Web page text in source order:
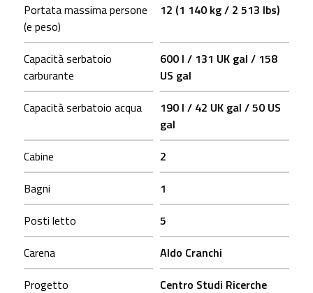
Portata massima persone
(e peso)
12 (1 140 kg / 2 513 lbs)
Capacità serbatoio
carburante
600 l / 131 UK gal / 158
US gal
Capacità serbatoio acqua
190 l / 42 UK gal / 50 US
gal
Cabine
2
Bagni
1
Posti letto
5
Carena
Aldo Cranchi
Progetto
Centro Studi Ricerche